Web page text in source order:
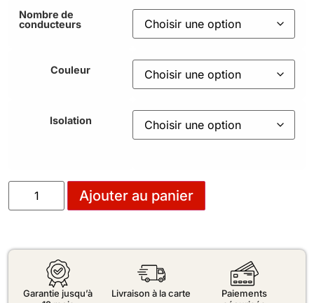
Nombre de
conducteurs
Couleur
Isolation
Ajouter au panier
Garantie jusqu’à
Livraison à la carte
Paiements